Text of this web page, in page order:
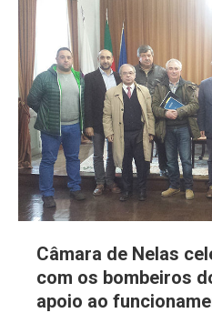
Câmara de Nelas
com os bombeiros
apoio ao